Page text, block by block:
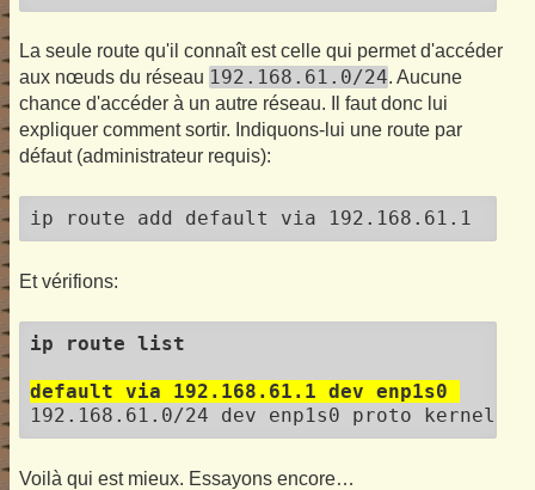
La seule route qu'il connaît est celle qui permet d'accéder
aux nœuds du réseau 192.168.61.0/24. Aucune
chance d'accéder à un autre réseau. Il faut donc lui
expliquer comment sortir. Indiquons-lui une route par
défaut (administrateur requis):
ip route add default via 192.168.61.1
Et vérifions:
ip route list
default via 192.168.61.1 dev enp1s0
Voilà qui est mieux. Essayons encore…